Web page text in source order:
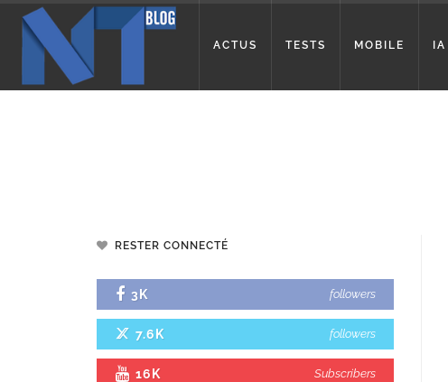
ACTUS TESTS MOBILE IA
RESTER CONNECTÉ
3K followers
7.6K followers
16K Subscribers